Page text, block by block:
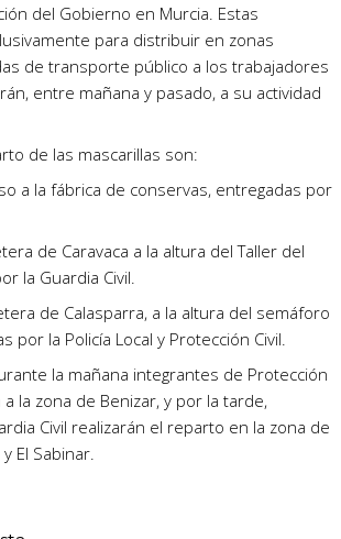
del Gobierno en Murcia. Estas
para distribuir en zonas
de transporte público a los trabajadores
entre mañana y pasado, a su actividad
de las mascarillas son:
a la fábrica de conservas, entregadas por
de Caravaca a la altura del Taller del
la Guardia Civil.
de Calasparra, a la altura del semáforo
por la Policía Local y Protección Civil.
la mañana integrantes de Protección
la zona de Benizar, y por la tarde,
Civil realizarán el reparto en la zona de
El Sabinar.